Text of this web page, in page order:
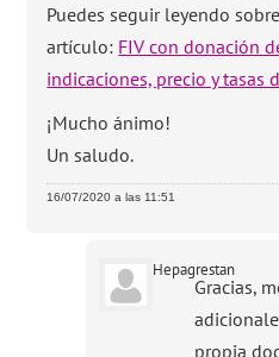
Puedes seguir leyendo
artículo: FIV con donación
indicaciones, precio y tasas
¡Mucho ánimo!
Un saludo.
16/07/2020 a las 11:51
Hepagrestan
Gracias,
propia